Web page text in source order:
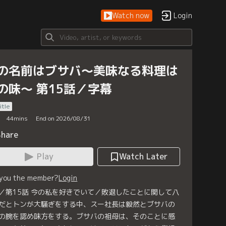
Watch now Login
名前はブサバ～美味なる料理は
味～ 第15話／字幕
44mins End on 2026/08/31
Play
Watch Later
the member?Login
第15話 今の私を好きでいて／敗退したことに関して八
とトンが大騒ぎをする中、スー社長は毅然とブサバの
腕を認め味方をする。ブサバの祖母は、そのことに感